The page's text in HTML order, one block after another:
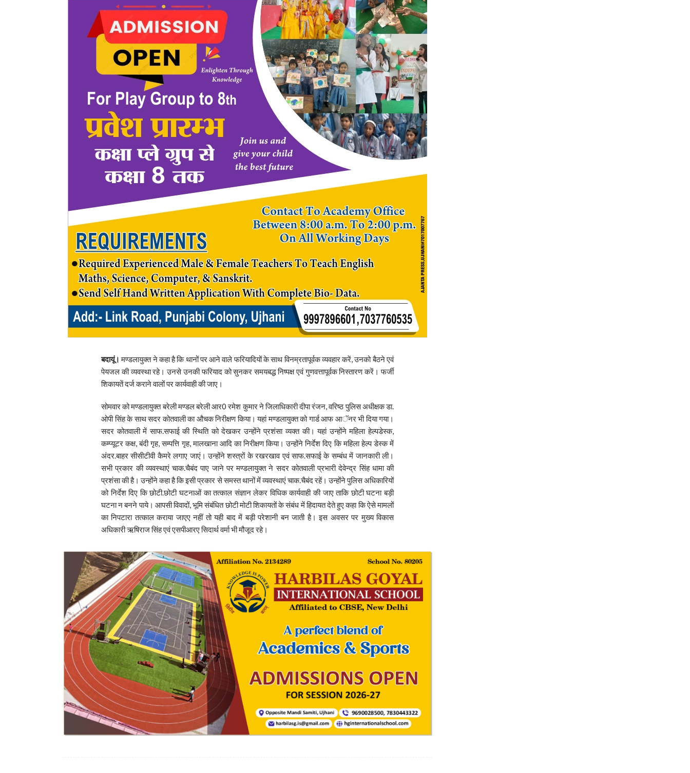
बदायूं। मण्डलायुक्त ने कहा है कि थानों पर आने वाले फरियादियों के साथ विनम्रतापूर्वक व्यवहार करें, उनको बैठने एवं
पेयजल की व्यवस्था रहे। उनसे उनकी फरियाद को सुनकर समयबद्ध निष्पक्ष एवं गुणवत्तापूर्वक निस्तारण करें। फर्जी
शिकायतें दर्ज कराने वालों पर कार्यवाही की जाए।
सोमवार को मण्डलायुक्त बरेली मण्डल बरेली आर0 रमेश कुमार ने जिलाधिकारी दीपा रंजन, वरिष्ठ पुलिस अधीक्षक डा.
ओपी सिंह के साथ सदर कोतवाली का औचक निरीक्षण किया। यहां मण्डलायुक्त को गार्ड आफ आॅनर भी दिया गया।
सदर कोतवाली में साफ.सफाई की स्थिति को देखकर उन्होंने प्रशंसा व्यक्त की। यहां उन्होंने महिला हेल्पडेस्क,
कम्प्यूटर कक्ष, बंदी गृह, सम्पत्ति गृह, मालखाना आदि का निरीक्षण किया। उन्होंने निर्देश दिए कि महिला हेल्प डेस्क में
अंदर.बाहर सीसीटीवी कैमरे लगाए जाएं। उन्होंने शस्त्रों के रखरखाव एवं साफ.सफाई के सम्बंध में जानकारी ली।
सभी प्रकार की व्यवस्थाएं चाक.चैबंद पाए जाने पर मण्डलायुक्त ने सदर कोतवाली प्रभारी देवेन्द्र सिंह धामा की
प्रशंसा की है। उन्होंने कहा है कि इसी प्रकार से समस्त थानों में व्यवस्थाएं चाक.चैबंद रहें। उन्होंने पुलिस अधिकारियों
को निर्देश दिए कि छोटी.छोटी घटनाओं का तत्काल संज्ञान लेकर विधिक कार्यवाही की जाए ताकि छोटी घटना बड़ी
घटना न बनने पाये। आपसी विवादों, भूमि संबंधित छोटी मोटी शिकायतों के संबंध में हिदायत देते हुए कहा कि ऐसे मामलों
का निपटारा तत्काल कराया जाएए नहीं तो यही बाद में बड़ी परेशानी बन जाती है। इस अवसर पर मुख्य विकास
अधिकारी ऋषिराज सिंह एवं एसपीआरए सिदार्थ वर्मा भी मौजूद रहे।